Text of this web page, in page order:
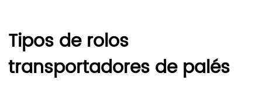
Tipos de rolos
transportadores de palés